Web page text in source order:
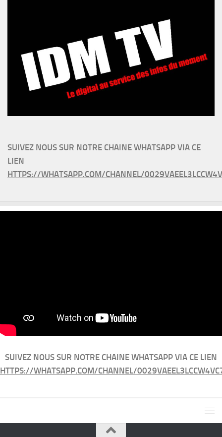
SUIVEZ NOUS SUR NOTRE CHAINE WHATSAPP VIA CE
LIEN
HTTPS://WHATSAPP.COM/CHANNEL/
SUIVEZ NOUS SUR NOTRE CHAINE WHATSAPP VIA CE LIEN
HTTPS://WHATSAPP.COM/CHANNEL/